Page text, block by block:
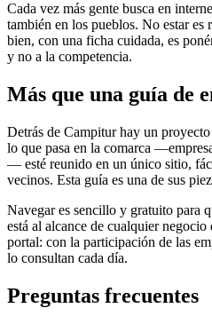
Cada vez más gente busca en
también en los pueblos. No estar es
bien, con una ficha cuidada, es
y no a la competencia.
Más que una guía de
Detrás de Campitur hay un
lo que pasa en la comarca
— esté reunido en un único sitio,
vecinos. Esta guía es una de sus
Navegar es sencillo y gratuito para
está al alcance de cualquier
portal: con la participación de las
lo consultan cada día.
Preguntas frecuentes